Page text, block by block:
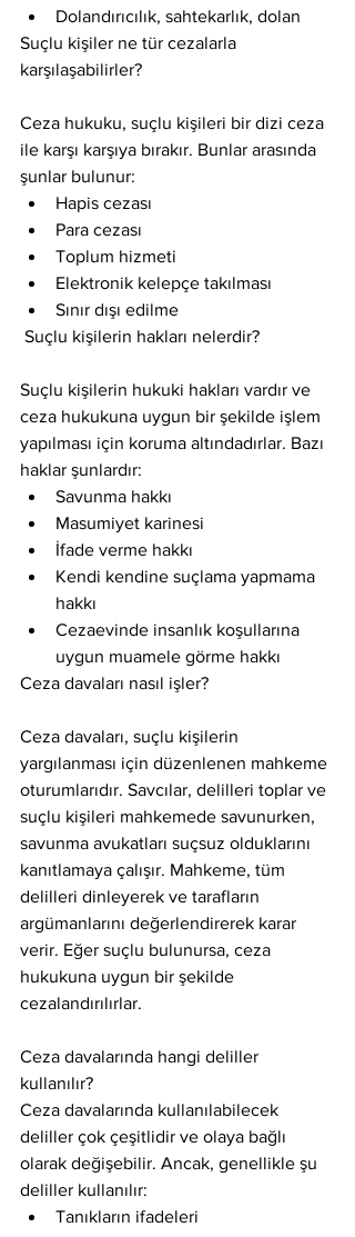
Dolandırıcılık, sahtekarlık, dolan
Suçlu kişiler ne tür cezalarla
karşılaşabilirler?
Ceza hukuku, suçlu kişileri bir dizi ceza
ile karşı karşıya bırakır. Bunlar arasında
şunlar bulunur:
Hapis cezası
Para cezası
Toplum hizmeti
Elektronik kelepçe takılması
Sınır dışı edilme
Suçlu kişilerin hakları nelerdir?
Suçlu kişilerin hukuki hakları vardır ve
ceza hukukuna uygun bir şekilde işlem
yapılması için koruma altındadırlar. Bazı
haklar şunlardır:
Savunma hakkı
Masumiyet karinesi
İfade verme hakkı
Kendi kendine suçlama yapmama
hakkı
Cezaevinde insanlık koşullarına
uygun muamele görme hakkı
Ceza davaları nasıl işler?
Ceza davaları, suçlu kişilerin
yargılanması için düzenlenen mahkeme
oturumlarıdır. Savcılar, delilleri toplar ve
suçlu kişileri mahkemede savunurken,
savunma avukatları suçsuz olduklarını
kanıtlamaya çalışır. Mahkeme, tüm
delilleri dinleyerek ve tarafların
argümanlarını değerlendirerek karar
verir. Eğer suçlu bulunursa, ceza
hukukuna uygun bir şekilde
cezalandırılırlar.
Ceza davalarında hangi deliller
kullanılır?
Ceza davalarında kullanılabilecek
deliller çok çeşitlidir ve olaya bağlı
olarak değişebilir. Ancak, genellikle şu
deliller kullanılır:
Tanıkların ifadeleri